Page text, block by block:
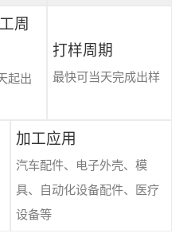
周
起出
打样周期
最快可当天完成出样
加工应用
汽车配件、电子外壳、模
具、自动化设备配件、医疗
设备等